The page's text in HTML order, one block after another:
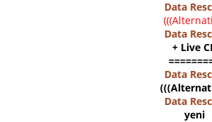
Data
Data
+ Live
Data
Data
yeni